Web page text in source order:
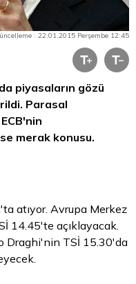
: 22.01.2015 Perşembe 12:45
piyasaların gözü
Parasal
merak konusu.
atıyor. Avrupa Merkez
14.45'te açıklayacak.
Draghi'nin TSİ 15.30'da